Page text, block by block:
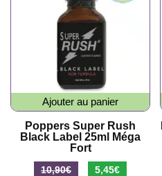
Ajouter au panier
Poppers Super Rush
Black Label 25ml Méga
Fort
10,90€
Le5,45€